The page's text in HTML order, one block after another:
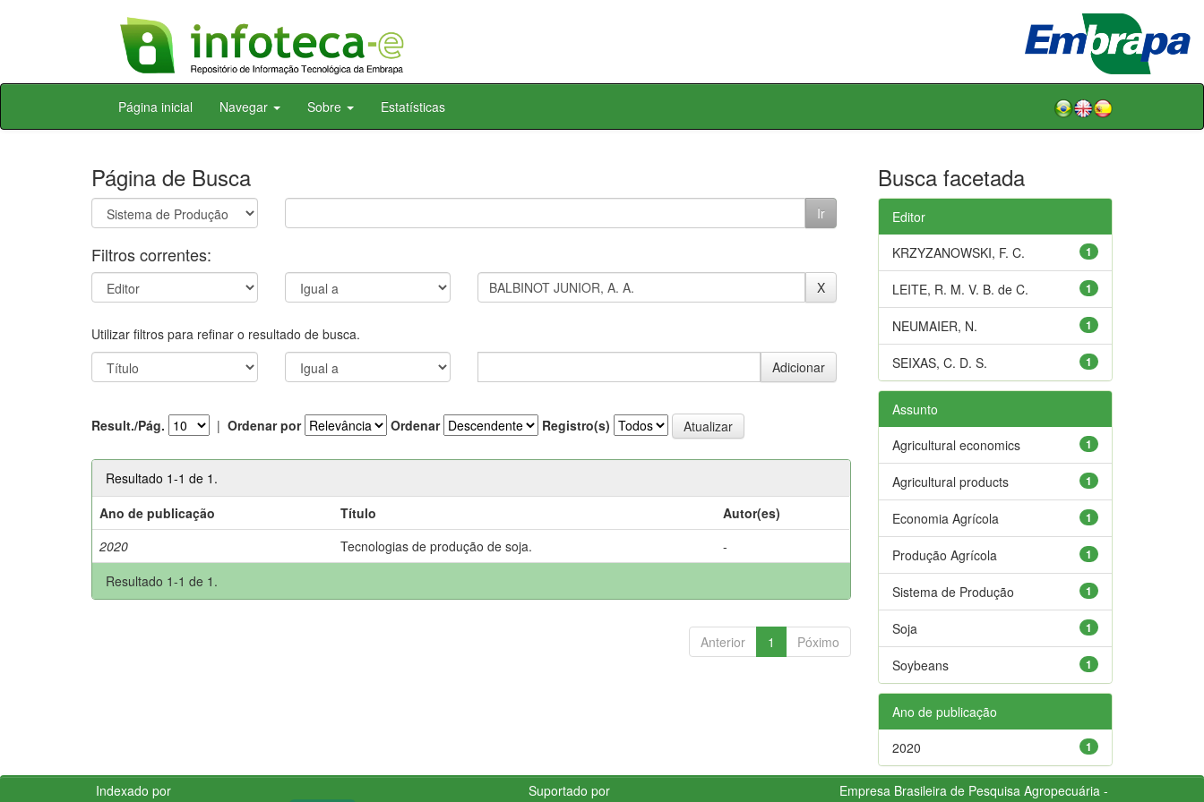
Skip
Página inicial Navegar Sobre Estatísticas
Página de Busca
Filtros correntes:
Utilizar filtros para refinar o resultado de busca.
Result./Pág. | Ordenar por Ordenar Registro(s)
Resultado 1-1 de 1.
Ano de publicação
Título
Autor(es)
2020
Tecnologias de produção de soja.
-
Resultado 1-1 de 1.
Anterior 1 Póximo
Busca facetada
Editor
1
KRZYZANOWSKI, F. C.
1
LEITE, R. M. V. B. de C.
1
NEUMAIER, N.
1
SEIXAS, C. D. S.
Assunto
1
Agricultural economics
1
Agricultural products
1
Economia Agrícola
1
Produção Agrícola
1
Sistema de Produção
1
Soja
1
Soybeans
Ano de publicação
1
2020
Indexado por Suportado por
Empresa Brasileira de Pesquisa Agropecuária -